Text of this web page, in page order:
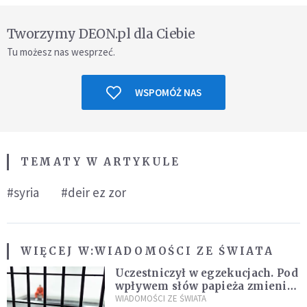
Tworzymy DEON.pl dla Ciebie
Tu możesz nas wesprzeć.
WSPOMÓŻ NAS
TEMATY W ARTYKULE
#syria #deir ez zor
WIĘCEJ W:WIADOMOŚCI ZE ŚWIATA
Uczestniczył w egzekucjach. Pod
wpływem słów papieża zmienił
zdanie
WIADOMOŚCI ZE ŚWIATA